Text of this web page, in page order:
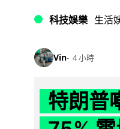
科技娛樂 生活
Vin 4 小時
特朗普